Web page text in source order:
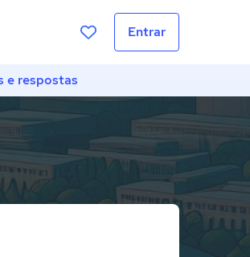
Entrar
e respostas